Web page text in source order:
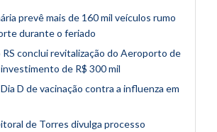
prevê mais de 160 mil veículos rumo
durante o feriado
conclui revitalização do Aeroporto de
de R$ 300 mil
D de vacinação contra a influenza em
de Torres divulga processo